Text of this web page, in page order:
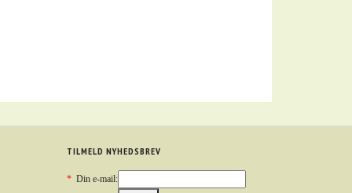
TILMELD NYHEDSBREV
*Din e-mail: